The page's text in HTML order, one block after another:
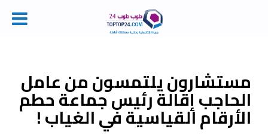
مستشارون يلتمسون من عامل
الحاجب إقالة رئيس جماعة حطم
الأرقام القياسية في الغياب !